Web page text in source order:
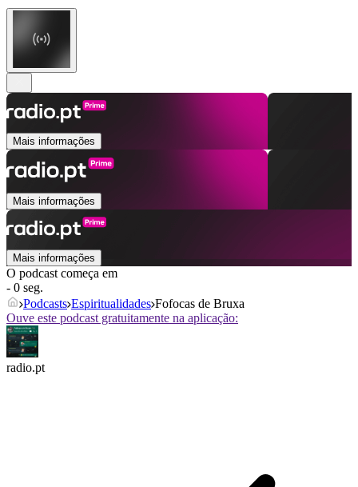
Mais informações
Mais informações
Mais informações
O podcast começa em
- 0 seg.
Podcasts Espiritualidades Fofocas de Bruxa
Ouve este podcast gratuitamente na aplicação:
radio.pt